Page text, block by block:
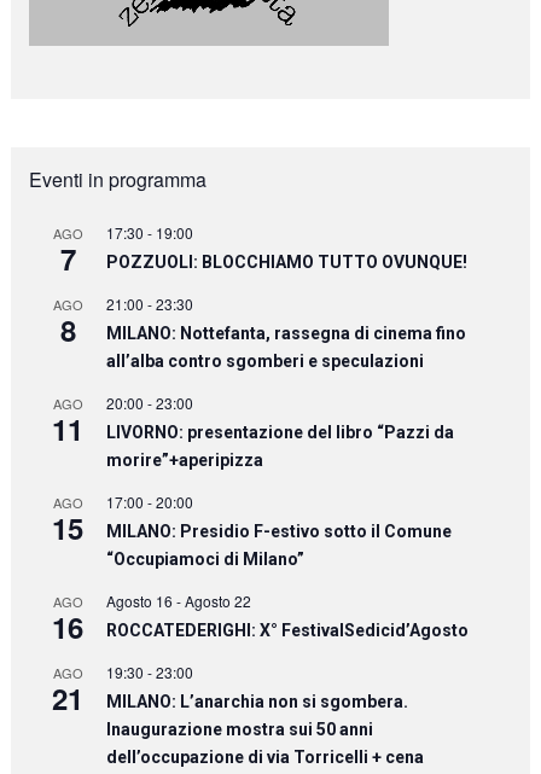
Eventi in programma
AGO
7
17:30 - 19:00
POZZUOLI: BLOCCHIAMO TUTTO OVUNQUE!
AGO
8
21:00 -23:30
MILANO: Nottefanta, rassegna di cinema fino
all’alba contro sgomberi e speculazioni
AGO
11
20:00 -23:00
LIVORNO: presentazione del libro “Pazzi da
morire”+aperipizza
AGO
15
17:00 -20:00
MILANO: Presidio F-estivo sotto il Comune
“Occupiamoci di Milano”
AGO
16
Agosto 16 -Agosto 22
ROCCATEDERIGHI: X° FestivalSedicid’Agosto
AGO
21
19:30 -23:00
MILANO: L’anarchia non si sgombera.
Inaugurazione mostra sui 50 anni
dell’occupazione di via Torricelli + cena